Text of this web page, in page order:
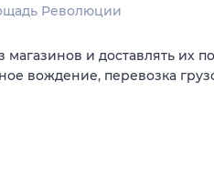
Революции
и доставлять их
вождение, перевозка